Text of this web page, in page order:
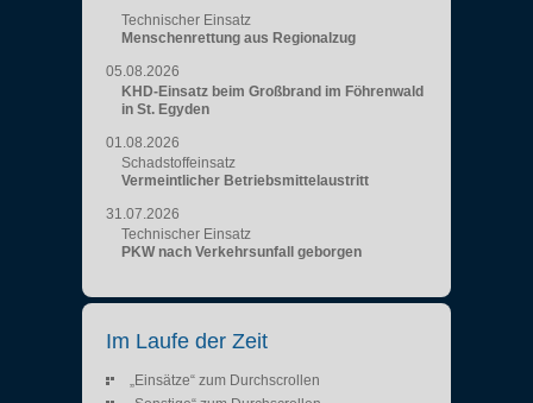
Technischer Einsatz
Menschenrettung aus Regionalzug
05.08.2026
KHD-Einsatz beim Großbrand im Föhrenwald
in St. Egyden
01.08.2026
Schadstoffeinsatz
Vermeintlicher Betriebsmittelaustritt
31.07.2026
Technischer Einsatz
PKW nach Verkehrsunfall geborgen
Im Laufe der Zeit
„Einsätze“ zum Durchscrollen